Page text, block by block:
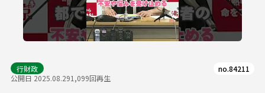
行財政
公開日 2025.08.291,099回再生
no.84211